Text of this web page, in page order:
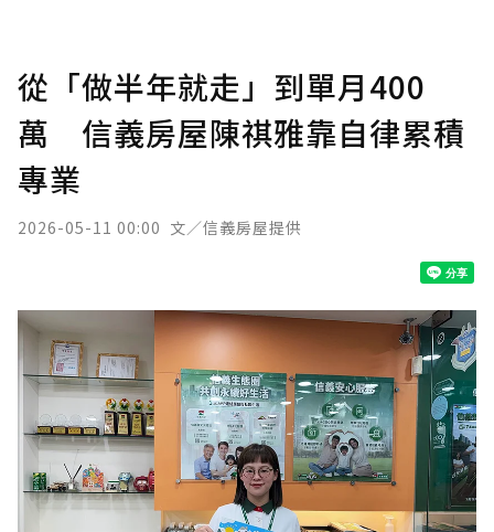
從「做半年就走」到單月400
萬 信義房屋陳祺雅靠自律累積
專業
2026-05-11 00:00 文／信義房屋提供